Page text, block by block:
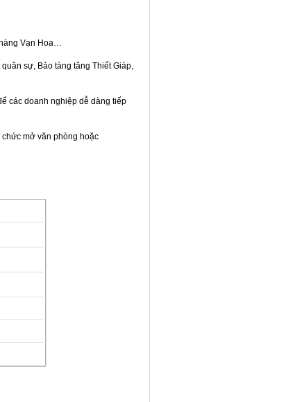
Vạn Hoa…
sự, Bảo tàng tăng Thiết Giáp,
các doanh nghiệp dễ dàng tiếp
mở văn phòng hoặc